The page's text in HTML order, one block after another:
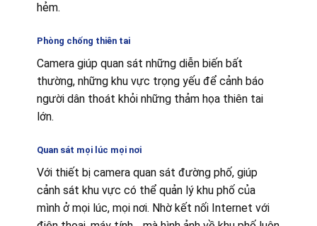
hẻm.
Phòng chống thiên tai
Camera giúp quan sát những diễn biến bất
thường, những khu vực trọng yếu để cảnh báo
người dân thoát khỏi những thảm họa thiên tai
lớn.
Quan sát mọi lúc mọi nơi
Với thiết bị camera quan sát đường phố, giúp
cảnh sát khu vực có thể quản lý khu phố của
mình ở mọi lúc, mọi nơi. Nhờ kết nối Internet với